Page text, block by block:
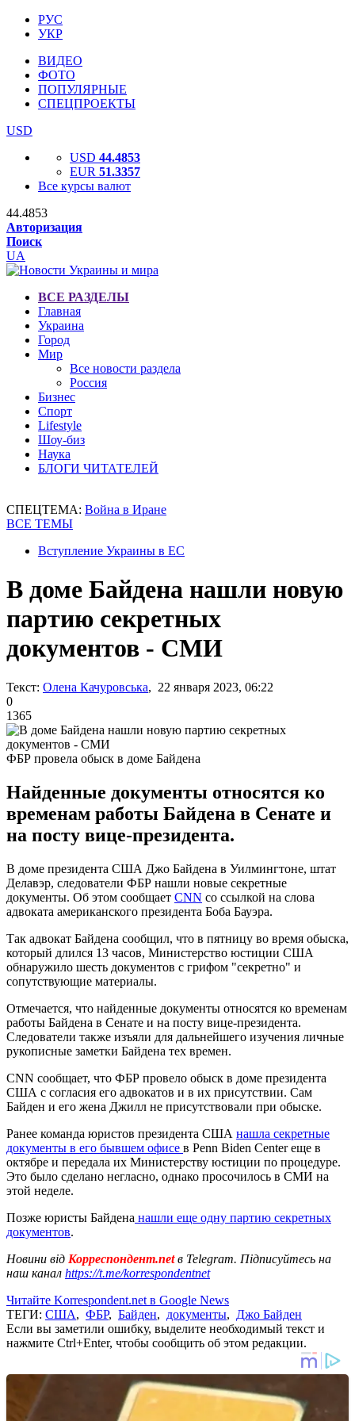
РУС
УКР
ВИДЕО
ФОТО
ПОПУЛЯРНЫЕ
СПЕЦПРОЕКТЫ
USD
USD 44.4853
EUR 51.3357
Все курсы валют
44.4853
Авторизация
Поиск
UA
ВСЕ РАЗДЕЛЫ
Главная
Украина
Город
Мир
Все новости раздела
Россия
Бизнес
Спорт
Lifestyle
Шоу-биз
Наука
БЛОГИ ЧИТАТЕЛЕЙ
СПЕЦТЕМА: Война в Иране
ВСЕ ТЕМЫ
Вступление Украины в ЕС
В доме Байдена нашли новую
партию секретных
документов - СМИ
Текст: Олена Качуровська, 22 января 2023, 06:22
0
1365
ФБР провела обыск в доме Байдена
Найденные документы относятся ко
временам работы Байдена в Сенате и
на посту вице-президента.
В доме президента США Джо Байдена в Уилмингтоне, штат
Делавэр, следователи ФБР нашли новые секретные
документы. Об этом сообщает CNN со ссылкой на слова
адвоката американского президента Боба Бауэра.
Так адвокат Байдена сообщил, что в пятницу во время обыска,
который длился 13 часов, Министерство юстиции США
обнаружило шесть документов с грифом "секретно" и
сопутствующие материалы.
Отмечается, что найденные документы относятся ко временам
работы Байдена в Сенате и на посту вице-президента.
Следователи также изъяли для дальнейшего изучения личные
рукописные заметки Байдена тех времен.
CNN сообщает, что ФБР провело обыск в доме президента
США с согласия его адвокатов и в их присутствии. Сам
Байден и его жена Джилл не присутствовали при обыске.
Ранее команда юристов президента США нашла секретные
документы в его бывшем офисе в Penn Biden Center еще в
октябре и передала их Министерству юстиции по процедуре.
Это было сделано негласно, однако просочилось в СМИ на
этой неделе.
Позже юристы Байдена нашли еще одну партию секретных
документов.
Новини від Корреспондент.netв Telegram. Підписуйтесь на
наш канал https://t.me/korrespondentnet
Читайте Korrespondent.net в Google News
ТЕГИ: США, ФБР, Байден, документы, Джо Байден
Если вы заметили ошибку, выделите необходимый текст и
нажмите Ctrl+Enter, чтобы сообщить об этом редакции.